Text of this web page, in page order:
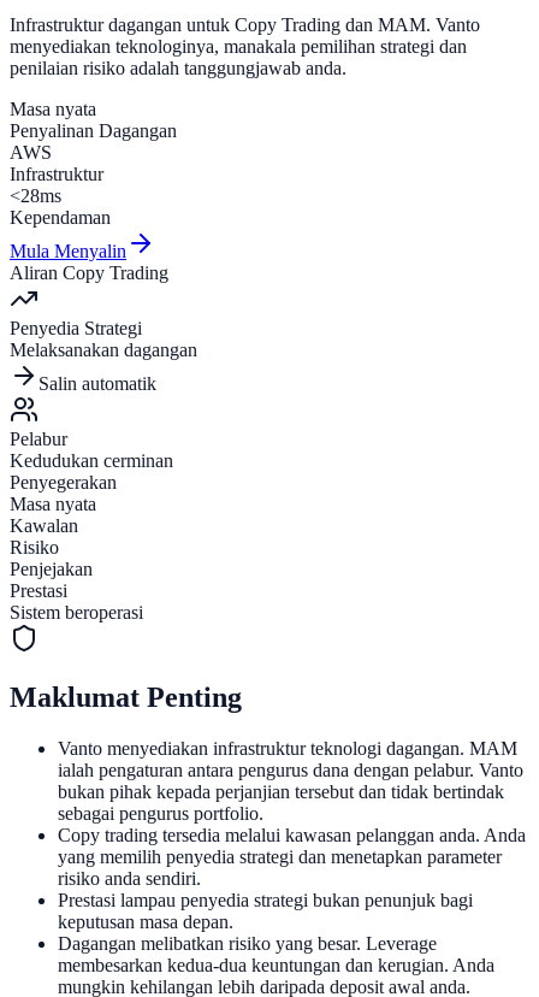
Infrastruktur dagangan untuk Copy Trading dan MAM. Vanto
menyediakan teknologinya, manakala pemilihan strategi dan
penilaian risiko adalah tanggungjawab anda.
Masa nyata
Penyalinan Dagangan
AWS
Infrastruktur
<28ms
Kependaman
Mula Menyalin
Aliran Copy Trading
Penyedia Strategi
Melaksanakan dagangan
Salin automatik
Pelabur
Kedudukan cerminan
Penyegerakan
Masa nyata
Kawalan
Risiko
Penjejakan
Prestasi
Sistem beroperasi
Maklumat Penting
Vanto menyediakan infrastruktur teknologi dagangan. MAM
ialah pengaturan antara pengurus dana dengan pelabur. Vanto
bukan pihak kepada perjanjian tersebut dan tidak bertindak
sebagai pengurus portfolio.
Copy trading tersedia melalui kawasan pelanggan anda. Anda
yang memilih penyedia strategi dan menetapkan parameter
risiko anda sendiri.
Prestasi lampau penyedia strategi bukan penunjuk bagi
keputusan masa depan.
Dagangan melibatkan risiko yang besar. Leverage
membesarkan kedua-dua keuntungan dan kerugian. Anda
mungkin kehilangan lebih daripada deposit awal anda.